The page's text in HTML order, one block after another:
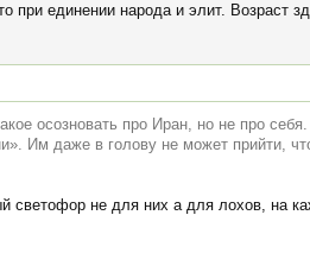
при единении народа и элит.
осозновать про Иран, но не про
Им даже в голову не может прийти,
светофор не для них а для лохов, на